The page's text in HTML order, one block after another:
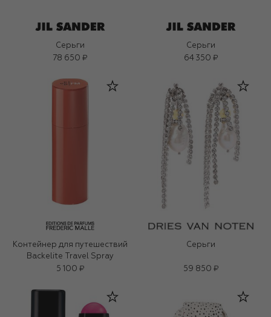
Серьги
78 650 ₽
Серьги
64 350 ₽
Контейнер для путешествий
Backelite Travel Spray
5 100 ₽
Серьги
59 850 ₽